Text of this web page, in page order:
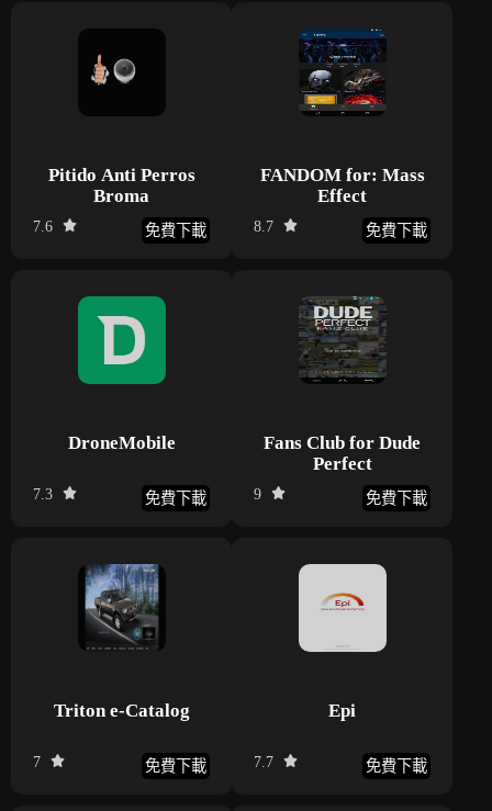
Pitido Anti Perros
Broma
7.6 免費下載
FANDOM for: Mass
Effect
8.7 免費下載
DroneMobile
7.3 免費下載
Fans Club for Dude
Perfect
9 免費下載
Triton e-Catalog
7 免費下載
Epi
7.7 免費下載